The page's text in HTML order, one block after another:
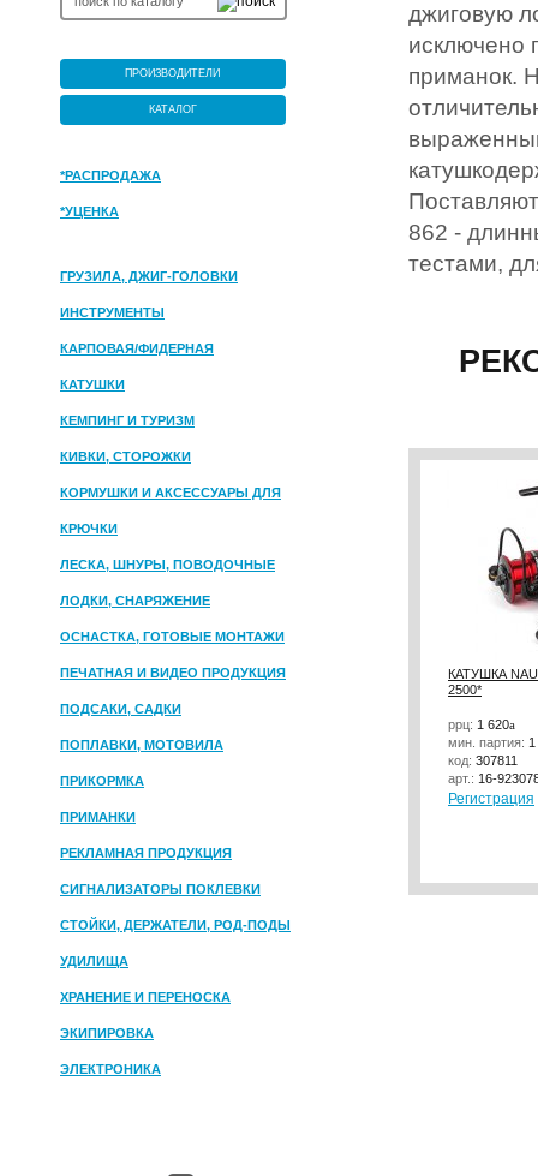
ПРОИЗВОДИТЕЛИ
КАТАЛОГ
*РАСПРОДАЖА
*УЦЕНКА
ГРУЗИЛА, ДЖИГ-ГОЛОВКИ
ИНСТРУМЕНТЫ
КАРПОВАЯ/ФИДЕРНАЯ
КАТУШКИ
КЕМПИНГ И ТУРИЗМ
КИВКИ, СТОРОЖКИ
КОРМУШКИ И АКСЕССУАРЫ ДЛЯ
ПРИКОРМКИ
КРЮЧКИ
ЛЕСКА, ШНУРЫ, ПОВОДОЧНЫЕ
МАТЕРИАЛЫ
ЛОДКИ, СНАРЯЖЕНИЕ
ОСНАСТКА, ГОТОВЫЕ МОНТАЖИ
ПЕЧАТНАЯ И ВИДЕО ПРОДУКЦИЯ
ПОДСАКИ, САДКИ
ПОПЛАВКИ, МОТОВИЛА
ПРИКОРМКА
ПРИМАНКИ
РЕКЛАМНАЯ ПРОДУКЦИЯ
СИГНАЛИЗАТОРЫ ПОКЛЕВКИ
СТОЙКИ, ДЕРЖАТЕЛИ, РОД-ПОДЫ
УДИЛИЩА
ХРАНЕНИЕ И ПЕРЕНОСКА
ЭКИПИРОВКА
ЭЛЕКТРОНИКА
джиговую
исключено
приманок.
862 -
тестами,
КАТУШКА
2500*
ррц: 1 620a
мин. партия: 1
код: 307811
арт.: 16-
Регистрация